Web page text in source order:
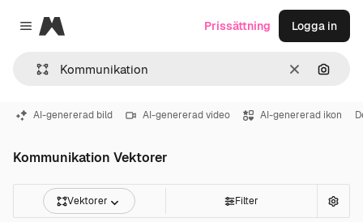
Close menu
Magnific
RensaSök
Prissättning Logga in
AI-genererad bild AI-genererad video AI-genererad ikon
Kommunikation Vektorer
Vektorer Filter